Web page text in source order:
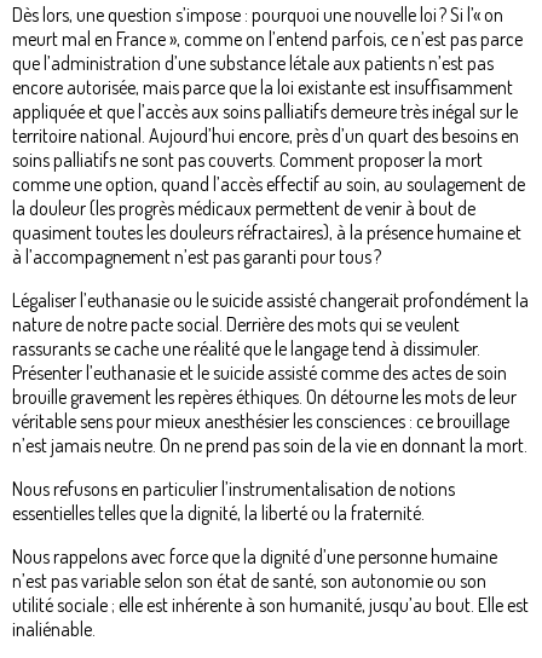
Dès lors, une question s’impose : pourquoi une nouvelle loi ? Si l’« on
meurt mal en France », comme on l’entend parfois, ce n’est pas parce
que l’administration d’une substance létale aux patients n’est pas
encore autorisée, mais parce que la loi existante est insuffisamment
appliquée et que l’accès aux soins palliatifs demeure très inégal sur le
territoire national. Aujourd’hui encore, près d’un quart des besoins en
soins palliatifs ne sont pas couverts. Comment proposer la mort
comme une option, quand l’accès effectif au soin, au soulagement de
la douleur (les progrès médicaux permettent de venir à bout de
quasiment toutes les douleurs réfractaires), à la présence humaine et
à l’accompagnement n’est pas garanti pour tous ?
Légaliser l’euthanasie ou le suicide assisté changerait profondément la
nature de notre pacte social. Derrière des mots qui se veulent
rassurants se cache une réalité que le langage tend à dissimuler.
Présenter l’euthanasie et le suicide assisté comme des actes de soin
brouille gravement les repères éthiques. On détourne les mots de leur
véritable sens pour mieux anesthésier les consciences : ce brouillage
n’est jamais neutre. On ne prend pas soin de la vie en donnant la mort.
Nous refusons en particulier l’instrumentalisation de notions
essentielles telles que la dignité, la liberté ou la fraternité.
Nous rappelons avec force que la dignité d’une personne humaine
n’est pas variable selon son état de santé, son autonomie ou son
utilité sociale ; elle est inhérente à son humanité, jusqu’au bout. Elle est
inaliénable.